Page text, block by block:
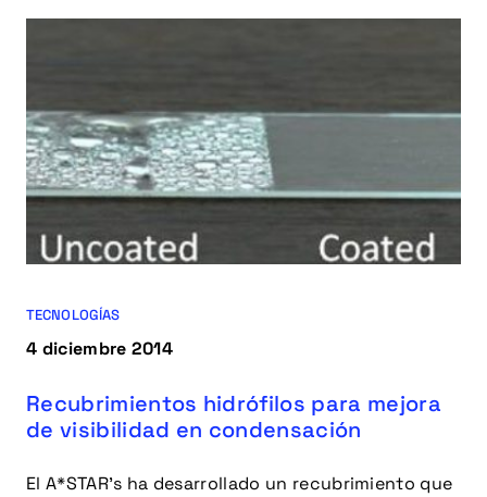
TECNOLOGÍAS
4 diciembre 2014
Recubrimientos hidrófilos para mejora
de visibilidad en condensación
El A*STAR’s ha desarrollado un recubrimiento que